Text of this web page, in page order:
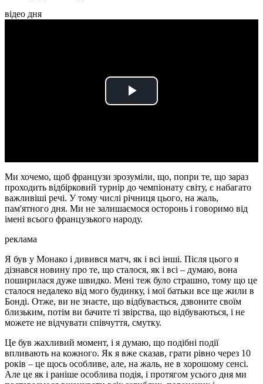
відео дня
Play
Ми хочемо, щоб французи зрозуміли, що, попри те, що зараз
проходить відбірковий турнір до чемпіонату світу, є набагато
важливіші речі. У тому числі річниця цього, на жаль,
пам'ятного дня. Ми не залишаємося осторонь і говоримо від
імені всього французького народу.
реклама
Я був у Монако і дивився матч, як і всі інші. Після цього я
дізнався новину про те, що сталося, як і всі – думаю, вона
поширилася дуже швидко. Мені теж було страшно, тому що це
сталося недалеко від мого будинку, і мої батьки все ще жили в
Бонді. Отже, ви не знаєте, що відбувається, дзвоните своїм
близьким, потім ви бачите ті звірства, що відбуваються, і не
можете не відчувати співчуття, смутку.
Це був жахливий момент, і я думаю, що подібні події
впливають на кожного. Як я вже сказав, грати рівно через 10
років – це щось особливе, але, на жаль, не в хорошому сенсі.
Але це як і раніше особлива подія, і протягом усього дня ми